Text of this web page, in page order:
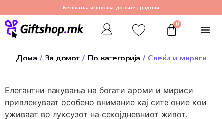
Бесплатна испорака до сите градови
0
Дома / За домот/ По категорија / Свеќи и мириси
Елегантни пакувања на богати ароми и мириси
привлекуваат особено внимание кај сите оние кои
уживаат во луксузот на секојдневниот живот.